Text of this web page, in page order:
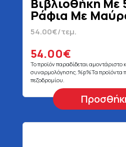
Ράφια Με
Μεταλλικό
x 160 cm
54.00€/τεμ.
54.00€
Το προϊόν παραδίδεται αμοντάριστο
συναρμολόγησης.%p%Τα προϊόντα
πεζοδρομίου.